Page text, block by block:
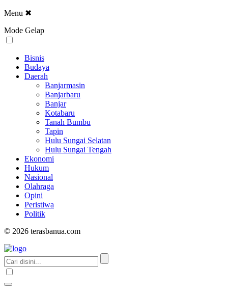
Menu ✖
Mode Gelap
Bisnis
Budaya
Daerah
Banjarmasin
Banjarbaru
Banjar
Kotabaru
Tanah Bumbu
Tapin
Hulu Sungai Selatan
Hulu Sungai Tengah
Ekonomi
Hukum
Nasional
Olahraga
Opini
Peristiwa
Politik
© 2026 terasbanua.com